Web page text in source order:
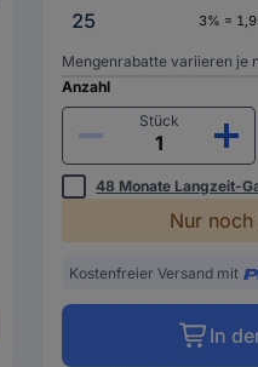
25
3% =
Mengenrabatte variieren je
Anzahl
Stück
48 Monate Langzeit-
Nur
Kostenfreier Versand mit
In